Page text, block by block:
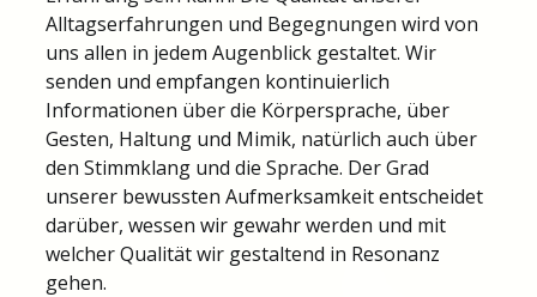
Alltagserfahrungen und Begegnungen wird von
uns allen in jedem Augenblick gestaltet. Wir
senden und empfangen kontinuierlich
Informationen über die Körpersprache, über
Gesten, Haltung und Mimik, natürlich auch über
den Stimmklang und die Sprache. Der Grad
unserer bewussten Aufmerksamkeit entscheidet
darüber, wessen wir gewahr werden und mit
welcher Qualität wir gestaltend in Resonanz
gehen.